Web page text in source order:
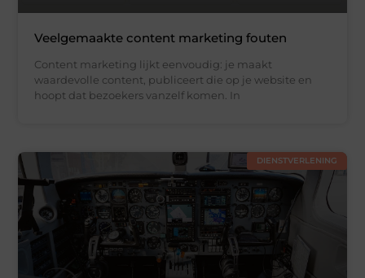
Veelgemaakte content marketing fouten
Content marketing lijkt eenvoudig: je maakt
waardevolle content, publiceert die op je website en
hoopt dat bezoekers vanzelf komen. In
DIENSTVERLENING